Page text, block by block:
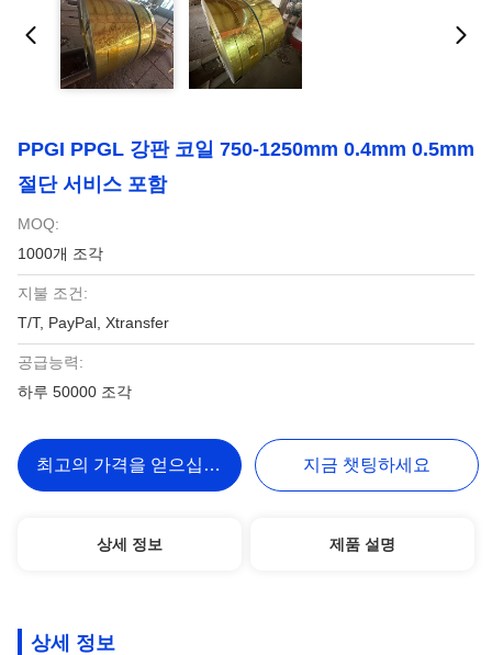
PPGI PPGL 강판 코일 750-1250mm 0.4mm 0.5mm
절단 서비스 포함
MOQ:
1000개 조각
지불 조건:
T/T, PayPal, Xtransfer
공급능력:
하루 50000 조각
최고의 가격을 얻으십시오 지금 챗팅하세요
상세 정보 제품 설명
상세 정보